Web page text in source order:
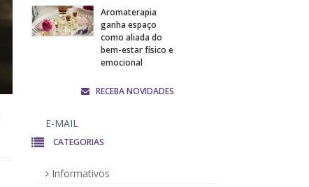
Aromaterapia
ganha espaço
como aliada do
bem-estar físico e
emocional
RECEBA NOVIDADES
CATEGORIAS
Informativos